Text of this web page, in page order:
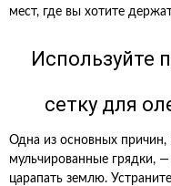
мест, где вы хотите
Используйте
сетку для
Одна из основных
мульчированные грядки,
царапать землю.